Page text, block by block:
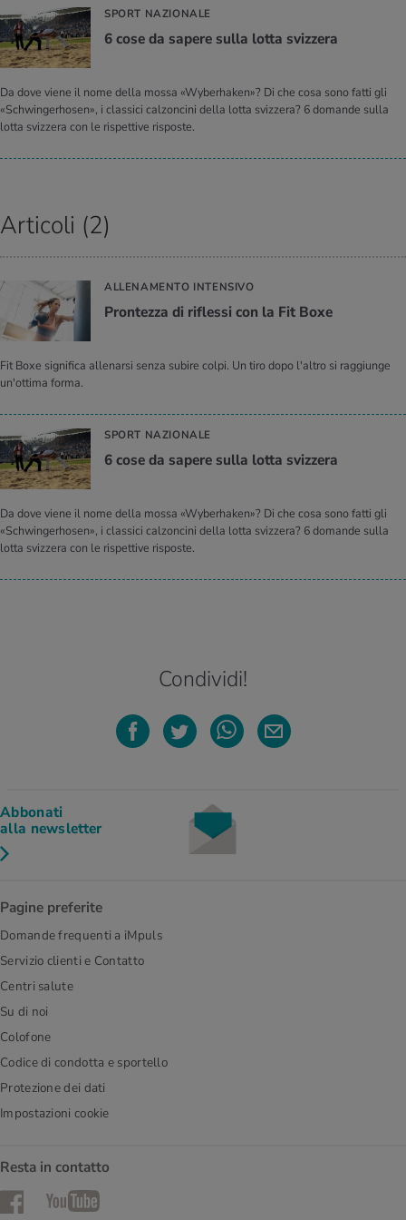
SPORT NAZIONALE
6 cose da sa­pe­re sulla lotta sviz­ze­ra
Da dove viene il nome della mossa «Wyberhaken»? Di che cosa sono fatti gli
«Schwingerhosen», i classici calzoncini della lotta svizzera? 6 domande sulla
lotta svizzera con le rispettive risposte.
Articoli (2)
ALLENAMENTO INTENSIVO
Pron­tez­za di ri­fles­si con la Fit Boxe
Fit Boxe significa allenarsi senza subire colpi. Un tiro dopo l'altro si raggiunge
un'ottima forma.
SPORT NAZIONALE
6 cose da sa­pe­re sulla lotta sviz­ze­ra
Da dove viene il nome della mossa «Wyberhaken»? Di che cosa sono fatti gli
«Schwingerhosen», i classici calzoncini della lotta svizzera? 6 domande sulla
lotta svizzera con le rispettive risposte.
Condividi!
Abbonati
alla newsletter
Pagine preferite
Domande frequenti a iMpuls
Servizio clienti e Contatto
Centri salute
Su di noi
Colofone
Codice di condotta e sportello
Protezione dei dati
Impostazioni cookie
Resta in contatto
FacebookYouTube